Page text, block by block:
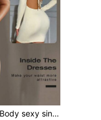
mujer de talla grande, faja moldeadora micro, verano